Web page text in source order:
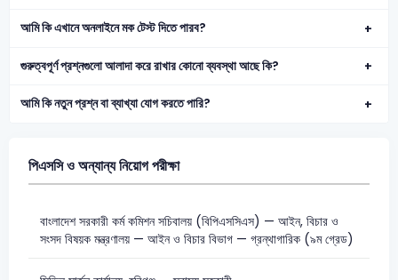
আমি কি এখানে অনলাইনে মক টেস্ট দিতে পারব?
গুরুত্বপূর্ণ প্রশ্নগুলো আলাদা করে রাখার কোনো ব্যবস্থা আছে কি?
আমি কি নতুন প্রশ্ন বা ব্যাখ্যা যোগ করতে পারি?
পিএসসি ও অন্যান্য নিয়োগ পরীক্ষা
বাংলাদেশ সরকারী কর্ম কমিশন সচিবালয় (বিপিএসসিএস) — আইন, বিচার ও
সংসদ বিষয়ক মন্ত্রণালয় — আইন ও বিচার বিভাগ — গ্রন্থাগারিক (৯ম গ্রেড)